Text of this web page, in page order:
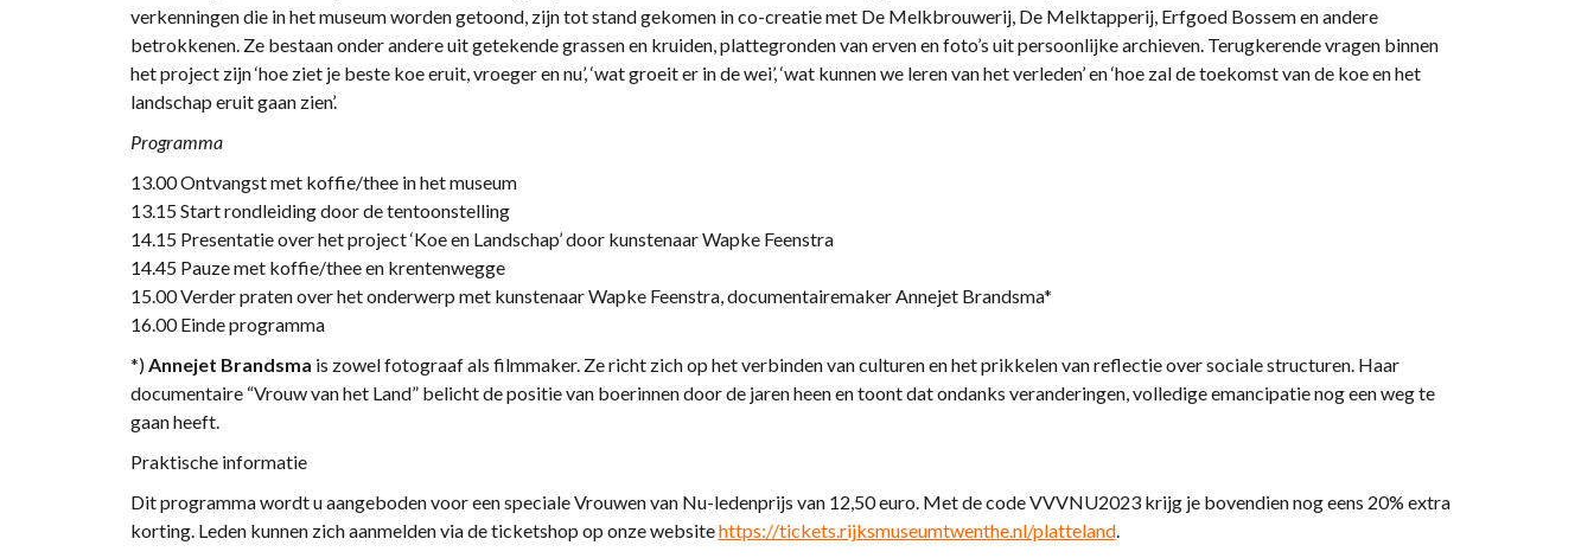
verkenningen die in het museum worden getoond, zijn tot stand gekomen in co-creatie met De Melkbrouwerij, De Melktapperij, Erfgoed Bossem en andere
betrokkenen. Ze bestaan onder andere uit getekende grassen en kruiden, plattegronden van erven en foto’s uit persoonlijke archieven. Terugkerende vragen binnen
het project zijn ‘hoe ziet je beste koe eruit, vroeger en nu’, ‘wat groeit er in de wei’, ‘wat kunnen we leren van het verleden’ en ‘hoe zal de toekomst van de koe en het
landschap eruit gaan zien’.
Programma
13.00 Ontvangst met koffie/thee in het museum
13.15 Start rondleiding door de tentoonstelling
14.15 Presentatie over het project ‘Koe en Landschap’ door kunstenaar Wapke Feenstra
14.45 Pauze met koffie/thee en krentenwegge
15.00 Verder praten over het onderwerp met kunstenaar Wapke Feenstra, documentairemaker Annejet Brandsma*
16.00 Einde programma
*)Annejet Brandsma is zowel fotograaf als filmmaker. Ze richt zich op het verbinden van culturen en het prikkelen van reflectie over sociale structuren. Haar
documentaire “Vrouw van het Land” belicht de positie van boerinnen door de jaren heen en toont dat ondanks veranderingen, volledige emancipatie nog een weg te
gaan heeft.
Praktische informatie
Dit programma wordt u aangeboden voor een speciale Vrouwen van Nu-ledenprijs van 12,50 euro. Met de code VVVNU2023 krijg je bovendien nog eens 20% extra
korting. Leden kunnen zich aanmelden via de ticketshop op onze websitehttps://tickets.rijksmuseumtwenthe.nl/platteland.